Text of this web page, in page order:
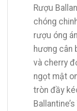
Rượu
chóng
rượu óng
hương cân
và cherry
ngọt mật
tròn đầy